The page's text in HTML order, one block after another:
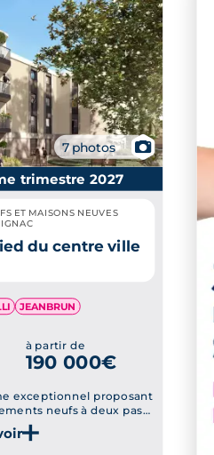
Données de surfaces et prix
80.6 m² 118.2 m²
94.8 m² 162.2 m²
7 photos 📷
programme
trimestre 2027
ET MAISONS NEUVES
du centre ville
JEANBRUN
à partir de
190 000€
exceptionnel proposant
neufs à deux pas
les normes
idéalement situé à